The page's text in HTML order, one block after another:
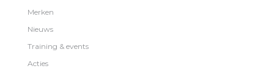
Merken
Nieuws
Training & events
Acties